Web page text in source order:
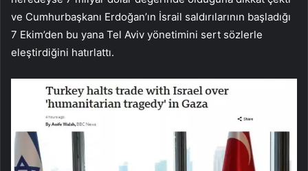
ve Cumhurbaşkanı Erdoğan’ın İsrail saldırılarının başladığı
7 Ekim’den bu yana Tel Aviv yönetimini sert sözlerle
eleştirdiğini hatırlattı.